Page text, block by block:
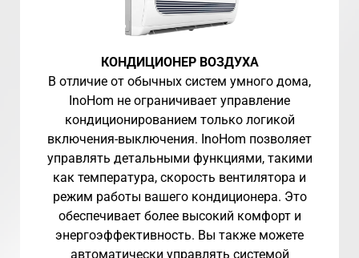
КОНДИЦИОНЕР ВОЗДУХА
В отличие от обычных систем умного дома,
InoHom не ограничивает управление
кондиционированием только логикой
включения-выключения. InoHom позволяет
управлять детальными функциями, такими
как температура, скорость вентилятора и
режим работы вашего кондиционера. Это
обеспечивает более высокий комфорт и
энергоэффективность. Вы также можете
автоматически управлять системой